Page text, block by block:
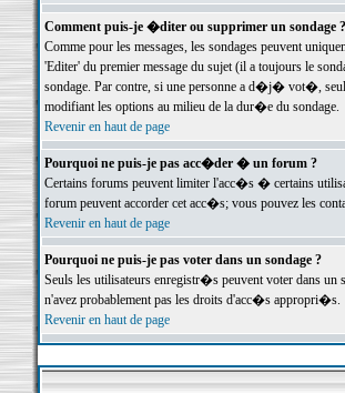
Comment puis-je �diter ou supprimer un sondage ?
Comme pour les messages, les sondages peuvent
'Editer' du premier message du sujet (il a toujours le
sondage. Par contre, si une personne a d�j� vot�,
modifiant les options au milieu de la dur�e du sondage.
Revenir en haut de page
Pourquoi ne puis-je pas acc�der � un forum ?
Certains forums peuvent limiter l'acc�s � certains
forum peuvent accorder cet acc�s; vous pouvez les
Revenir en haut de page
Pourquoi ne puis-je pas voter dans un sondage ?
Seuls les utilisateurs enregistr�s peuvent voter dans
n'avez probablement pas les droits d'acc�s appropri�s.
Revenir en haut de page